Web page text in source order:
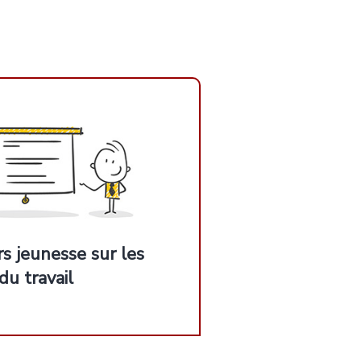
jeunesse sur les
travail